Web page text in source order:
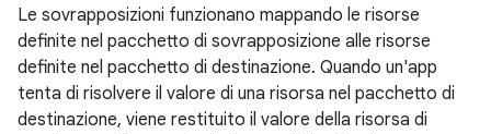
Le sovrapposizioni funzionano mappando le risorse
definite nel pacchetto di sovrapposizione alle risorse
definite nel pacchetto di destinazione. Quando un'app
tenta di risolvere il valore di una risorsa nel pacchetto di
destinazione, viene restituito il valore della risorsa di